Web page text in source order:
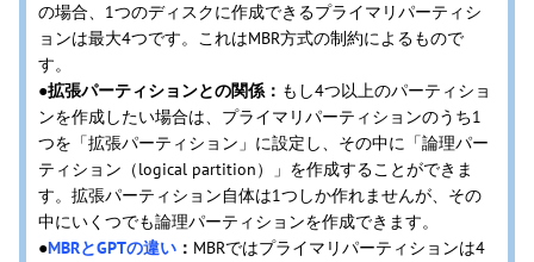
の場合、1つのディスクに作成できるプライマリパーティシ
ョンは最大4つです。これはMBR方式の制約によるもので
す。
●拡張パーティションとの関係： もし4つ以上のパーティショ
ンを作成したい場合は、プライマリパーティションのうち1
つを「拡張パーティション」に設定し、その中に「論理パー
ティション（logical partition）」を作成することができま
す。拡張パーティション自体は1つしか作れませんが、その
中にいくつでも論理パーティションを作成できます。
●MBRとGPTの違い ： MBRではプライマリパーティションは4